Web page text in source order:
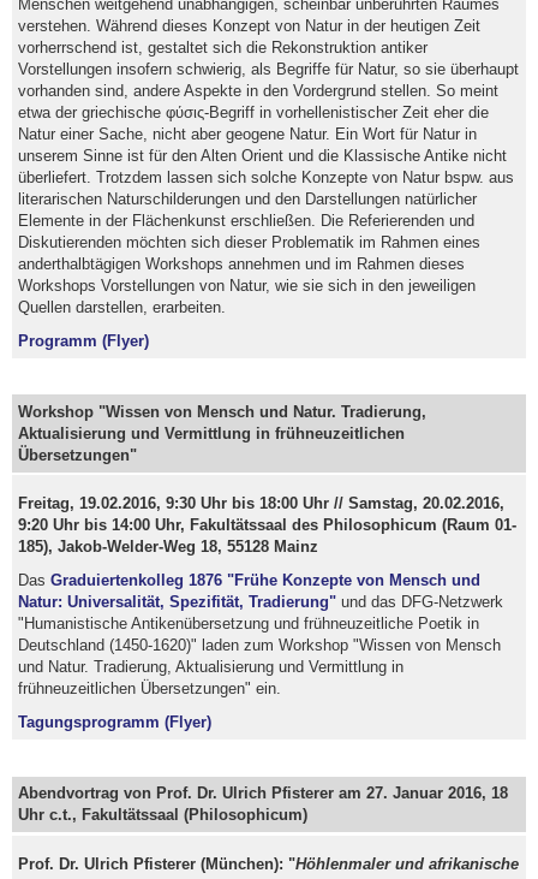
Menschen weitgehend unabhängigen, scheinbar unberührten Raumes
verstehen. Während dieses Konzept von Natur in der heutigen Zeit
vorherrschend ist, gestaltet sich die Rekonstruktion antiker
Vorstellungen insofern schwierig, als Begriffe für Natur, so sie überhaupt
vorhanden sind, andere Aspekte in den Vordergrund stellen. So meint
etwa der griechische φύσις-Begriff in vorhellenistischer Zeit eher die
Natur einer Sache, nicht aber geogene Natur. Ein Wort für Natur in
unserem Sinne ist für den Alten Orient und die Klassische Antike nicht
überliefert. Trotzdem lassen sich solche Konzepte von Natur bspw. aus
literarischen Naturschilderungen und den Darstellungen natürlicher
Elemente in der Flächenkunst erschließen. Die Referierenden und
Diskutierenden möchten sich dieser Problematik im Rahmen eines
anderthalbtägigen Workshops annehmen und im Rahmen dieses
Workshops Vorstellungen von Natur, wie sie sich in den jeweiligen
Quellen darstellen, erarbeiten.
Programm (Flyer)
Workshop "Wissen von Mensch und Natur. Tradierung,
Aktualisierung und Vermittlung in frühneuzeitlichen
Übersetzungen"
Freitag, 19.02.2016, 9:30 Uhr bis 18:00 Uhr // Samstag, 20.02.2016,
9:20 Uhr bis 14:00 Uhr, Fakultätssaal des Philosophicum (Raum 01-
185), Jakob-Welder-Weg 18, 55128 Mainz
DasGraduiertenkolleg 1876 "Frühe Konzepte von Mensch und
Natur: Universalität, Spezifität, Tradierung" und das DFG-Netzwerk
"Humanistische Antikenübersetzung und frühneuzeitliche Poetik in
Deutschland (1450-1620)" laden zum Workshop "Wissen von Mensch
und Natur. Tradierung, Aktualisierung und Vermittlung in
frühneuzeitlichen Übersetzungen" ein.
Tagungsprogramm (Flyer)
Abendvortrag von Prof. Dr. Ulrich Pfisterer am 27. Januar 2016, 18
Uhr c.t., Fakultätssaal (Philosophicum)
Prof. Dr. Ulrich Pfisterer (München): "Höhlenmaler und afrikanische